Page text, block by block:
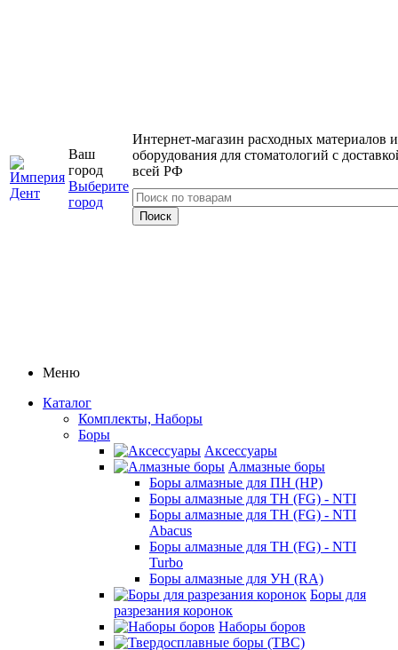
Ваш
город
Выберите
город
Интернет-магазин расходных материалов и
оборудования для стоматологий с
всей РФ
Меню
Каталог
Комплекты, Наборы
Боры
Аксессуары
Алмазные боры
Боры алмазные для ПН (HP)
Боры алмазные для ТН (FG) - NTI
Боры алмазные для ТН (FG) - NTI
Abacus
Боры алмазные для ТН (FG) - NTI
Turbo
Боры алмазные для УН (RA)
Боры для
разрезания коронок
Наборы боров